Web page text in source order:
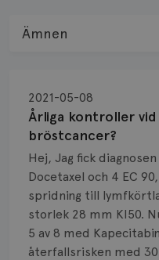
Årliga kontroller
bröstcancer?
2021-05-08
Hej, Jag fick
Docetaxel och 4 EC
spridning till
storlek 28 mm KI50.
5 av 8 med
återfallsrisken med
Ämnen
Biopsi
Biverkningar
Bröstvårta
Knöl
Läkemedel